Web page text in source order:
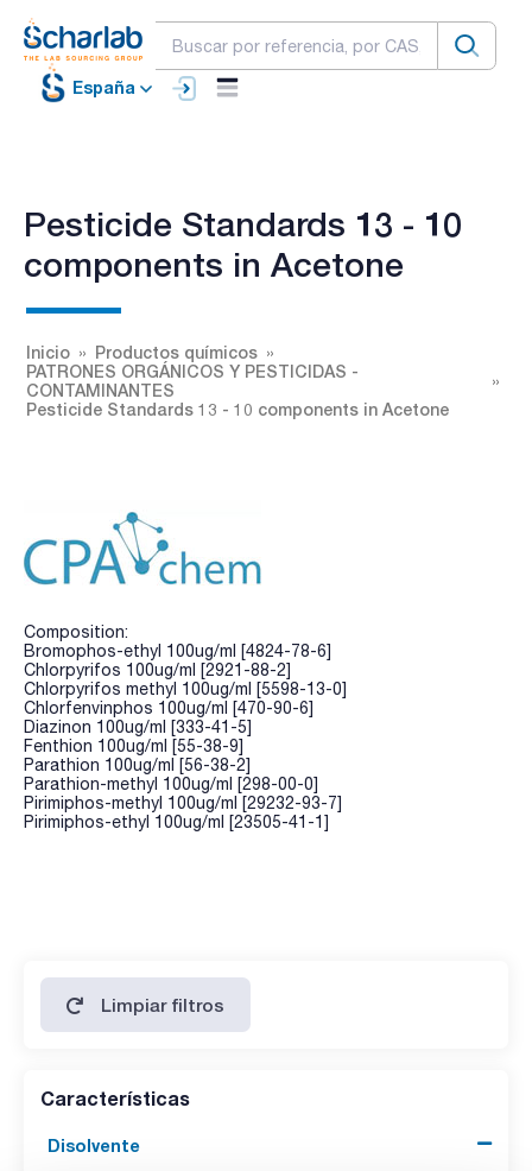
España
Pesticide Standards 13 - 10
components in Acetone
Inicio
Productos químicos
PATRONES ORGÁNICOS Y PESTICIDAS -
CONTAMINANTES
Pesticide Standards 13 - 10 components in Acetone
Composition:
Bromophos-ethyl 100ug/ml [4824-78-6]
Chlorpyrifos 100ug/ml [2921-88-2]
Chlorpyrifos methyl 100ug/ml [5598-13-0]
Chlorfenvinphos 100ug/ml [470-90-6]
Diazinon 100ug/ml [333-41-5]
Fenthion 100ug/ml [55-38-9]
Parathion 100ug/ml [56-38-2]
Parathion-methyl 100ug/ml [298-00-0]
Pirimiphos-methyl 100ug/ml [29232-93-7]
Pirimiphos-ethyl 100ug/ml [23505-41-1]
Limpiar filtros
Características
Disolvente